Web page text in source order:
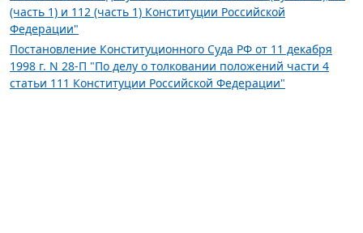
(часть 1) и 112 (часть 1) Конституции Российской
Федерации"
Постановление Конституционного Суда РФ от 11 декабря
1998 г. N 28-П "По делу о толковании положений части 4
статьи 111 Конституции Российской Федерации"